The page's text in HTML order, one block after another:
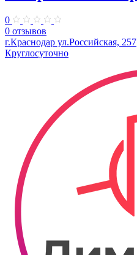
0
0 отзывов
г.Краснодар ул.Российская, 257
Круглосуточно